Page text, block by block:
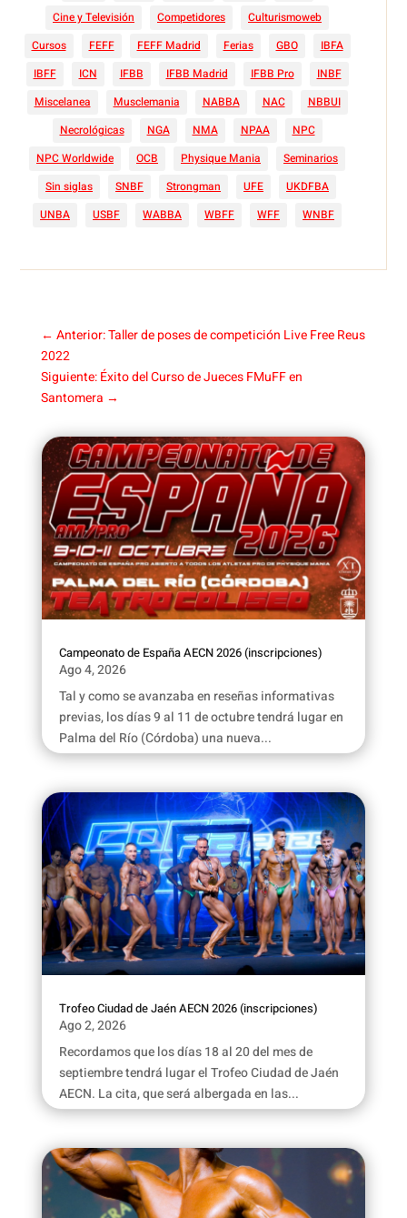
Cine y Televisión
Competidores
Culturismoweb
Cursos
FEFF FEFF Madrid Ferias GBO
IBFA
IBFF
ICN IFBB IFBB Madrid IFBB Pro
INBF
Miscelanea
Musclemania NABBA NAC
NBBUI
Necrológicas
NGA NMA NPAA
NPC
NPC Worldwide
OCB Physique Mania
Seminarios
Sin siglas
SNBF Strongman UFE
UKDFBA
UNBA
USBF WABBA WBFF WFF WNBF
← Anterior: Taller de poses de competición Live Free Reus
2022
Siguiente: Éxito del Curso de Jueces FMuFF en
Santomera →
Campeonato de España AECN 2026 (inscripciones)
Ago 4, 2026
Tal y como se avanzaba en reseñas informativas
previas, los días 9 al 11 de octubre tendrá lugar en
Palma del Río (Córdoba) una nueva...
Trofeo Ciudad de Jaén AECN 2026 (inscripciones)
Ago 2, 2026
Recordamos que los días 18 al 20 del mes de
septiembre tendrá lugar el Trofeo Ciudad de Jaén
AECN. La cita, que será albergada en las...